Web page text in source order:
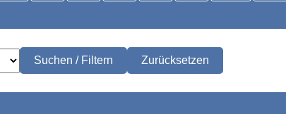
Suchen / Filtern Zurücksetzen